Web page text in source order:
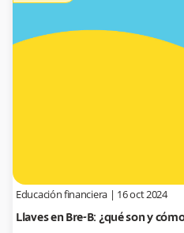
Educación financiera | 16 oct 2024
Llaves en Bre-B: ¿qué son y